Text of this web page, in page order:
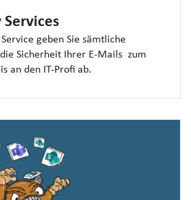
geben Sie sämtliche
Sicherheit Ihrer E-Mails zum
an den IT-Profi ab.